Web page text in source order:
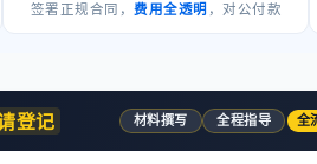
签署正规合同，费用全透明 ，对公付款
登记 材料撰写 全程指导 全